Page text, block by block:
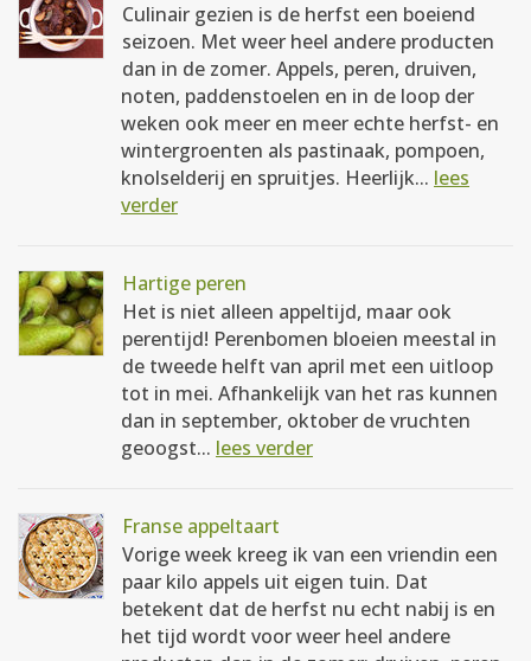
Culinair gezien is de herfst een boeiend
seizoen. Met weer heel andere producten
dan in de zomer. Appels, peren, druiven,
noten, paddenstoelen en in de loop der
weken ook meer en meer echte herfst- en
wintergroenten als pastinaak, pompoen,
knolselderij en spruitjes. Heerlijk... lees
verder
Hartige peren
Het is niet alleen appeltijd, maar ook
perentijd! Perenbomen bloeien meestal in
de tweede helft van april met een uitloop
tot in mei. Afhankelijk van het ras kunnen
dan in september, oktober de vruchten
geoogst... lees verder
Franse appeltaart
Vorige week kreeg ik van een vriendin een
paar kilo appels uit eigen tuin. Dat
betekent dat de herfst nu echt nabij is en
het tijd wordt voor weer heel andere